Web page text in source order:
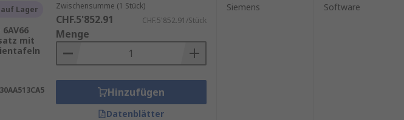
Lager
mit
Zwischensumme (1 Stück)
CHF.5'852.91 CHF.5'852.91/Stück
Menge
Hinzufügen
Datenblätter
Siemens Software